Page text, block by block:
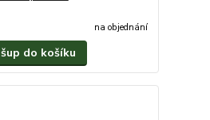
na objednání
šup do košíku